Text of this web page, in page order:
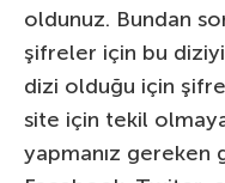
oldunuz. Bundan
şifreler için bu
dizi olduğu için
site için tekil
yapmanız gereken